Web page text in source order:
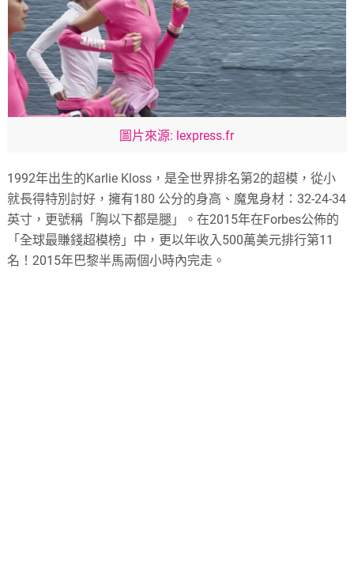
圖片來源: lexpress.fr
1992年出生的Karlie Kloss，是全世界排名第2的超模，從小
就長得特別討好，擁有180 公分的身高、魔鬼身材：32-24-34
英寸，更號稱「胸以下都是腿」。在2015年在Forbes公佈的
「全球最賺錢超模榜」中，更以年收入500萬美元排行第11
名！2015年巴黎半馬兩個小時內完走。